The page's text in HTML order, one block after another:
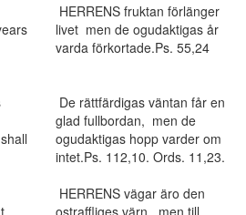
HERRENS fruktan förlänger
livet men de ogudaktigas år
varda förkortade.Ps. 55,24
De rättfärdigas väntan får en
glad fullbordan, men de
ogudaktigas hopp varder om
intet.Ps. 112,10. Ords. 11,23.
HERRENS vägar äro den
ostraffliges värn, men till